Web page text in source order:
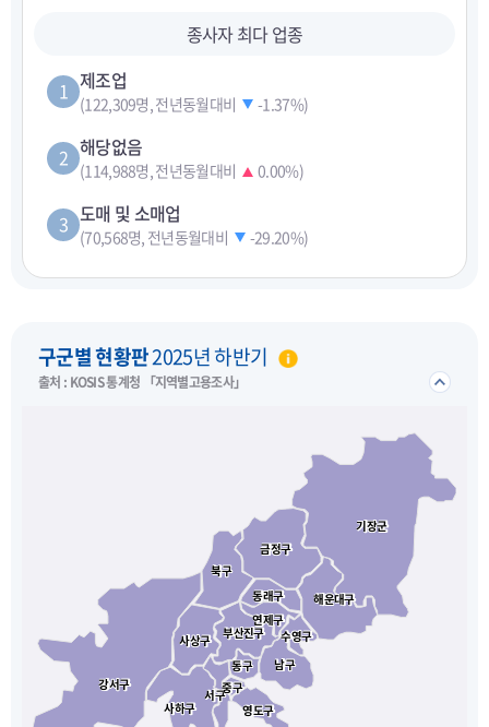
종사자 최다 업종
1 제조업
(122,309명, 전년동월대비 -1.37%)
2 해당없음
(114,988명, 전년동월대비 0.00%)
3 도매 및 소매업
(70,568명, 전년동월대비 -29.20%)
구군별 현황판2025년 하반기
출처 : KOSIS 통계청 「지역별고용조사」 접기/
강서구
강서구
사상구
사상구
서구
서구
사하구
사하구
중구
중구
영도구
영도구
동구
동구 남구
남구
부산진구
부산진구
연제구
연제구
동래구
동래구
북구
북구
금정구
금정구
수영구
수영구
해운대구
해운대구
기장군
기장군